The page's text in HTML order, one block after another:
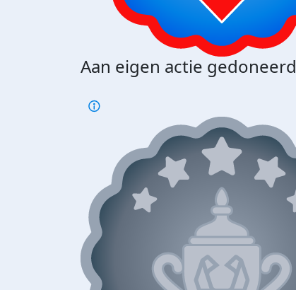
Aan eigen actie gedoneerd